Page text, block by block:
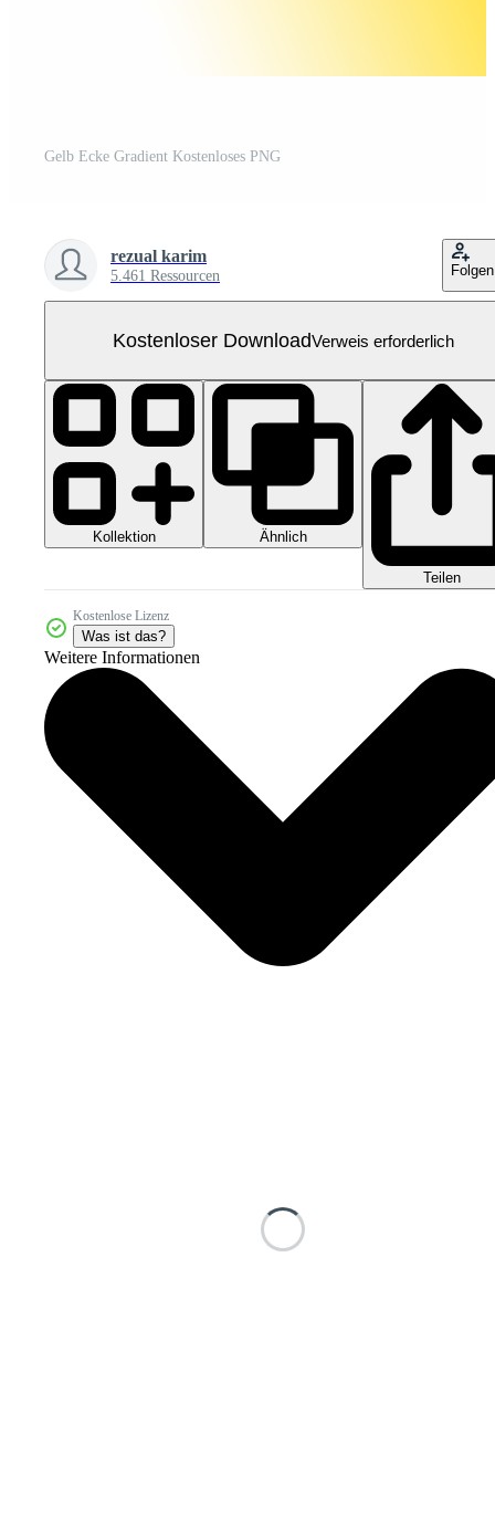
Gelb Ecke Gradient Kostenloses PNG
rezual karim
5.461 Ressourcen Folgen
Kostenloser DownloadVerweis erforderlich
Kollektion Ähnlich
Teilen
Kostenlose Lizenz
Was ist das?
Weitere Informationen